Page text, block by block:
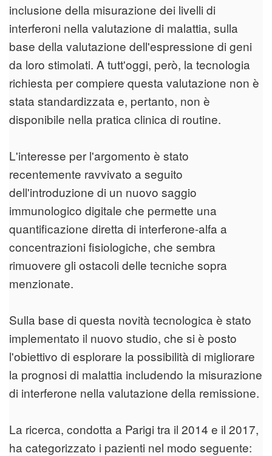
inclusione della misurazione dei livelli di
interferoni nella valutazione di malattia, sulla
base della valutazione dell'espressione di geni
da loro stimolati. A tutt'oggi, però, la tecnologia
richiesta per compiere questa valutazione non è
stata standardizzata e, pertanto, non è
disponibile nella pratica clinica di routine.
L'interesse per l'argomento è stato
recentemente ravvivato a seguito
dell'introduzione di un nuovo saggio
immunologico digitale che permette una
quantificazione diretta di interferone-alfa a
concentrazioni fisiologiche, che sembra
rimuovere gli ostacoli delle tecniche sopra
menzionate.
Sulla base di questa novità tecnologica è stato
implementato il nuovo studio, che si è posto
l'obiettivo di esplorare la possibilità di migliorare
la prognosi di malattia includendo la misurazione
di interferone nella valutazione della remissione.
La ricerca, condotta a Parigi tra il 2014 e il 2017,
ha categorizzato i pazienti nel modo seguente: